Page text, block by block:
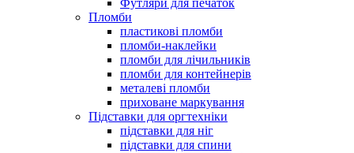
Футляри для печаток
Пломби
пластикові пломби
пломби-наклейки
пломби для лічильників
пломби для контейнерів
металеві пломби
приховане маркування
Підставки для оргтехніки
підставки для ніг
підставки для спини